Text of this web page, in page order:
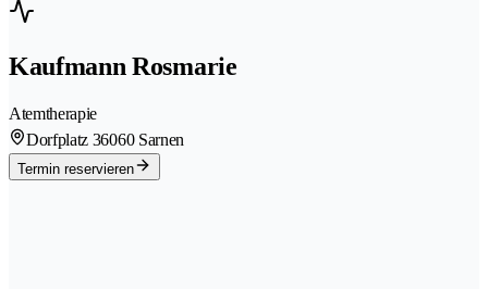
Kaufmann Rosmarie
Atemtherapie
Dorfplatz 36060 Sarnen
Termin reservieren